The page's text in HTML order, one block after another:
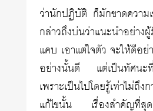
ว่านักปฏิบัติ ก็มักขาดความ
กล่าวถึงบ่นว่าแนะนำอย่า
แคบ เอาแต่ใจตัว จะให้ดีอย่
อย่างนั้นดี แต่เป็นทัศนะ
เพราะเป็นไปโดยรู้เท่าไม่
แก้ไขนั้น เรื่องสำคัญที่สุดก็